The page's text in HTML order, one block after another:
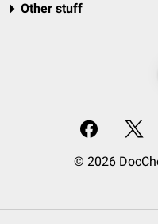
Other stuff
© 2026